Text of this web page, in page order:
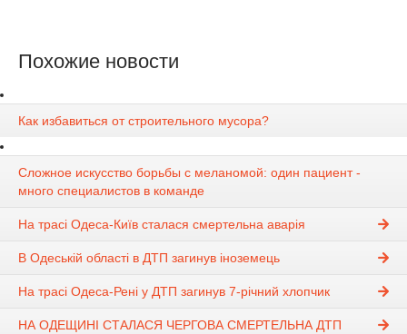
Похожие новости
Как избавиться от строительного мусора?
Сложное искусство борьбы с меланомой: один пациент -
много специалистов в команде
На трасі Одеса-Київ сталася смертельна аварія
В Одеській області в ДТП загинув іноземець
На трасі Одеса-Рені у ДТП загинув 7-річний хлопчик
НА ОДЕЩИНІ СТАЛАСЯ ЧЕРГОВА СМЕРТЕЛЬНА ДТП